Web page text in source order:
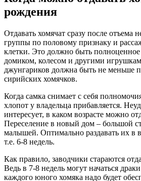
рождения
Отдавать хомячат сразу после отъема
группы по половому признаку и
клетки. Это должно быть
домиком, колесом и другими
джунгариков должна быть не меньше
сирийских хомячков.
Когда самка снимает с себя
хлопот у владельца прибавляется.
интересует, в каком возрасте можно
Переселение в новый дом – большой
малышей. Оптимально раздавать их в
т.е. 6-8 недель.
Как правило, заводчики стараются
Ведь в 7-8 недель могут начаться
каждого юного хомяка надо будет